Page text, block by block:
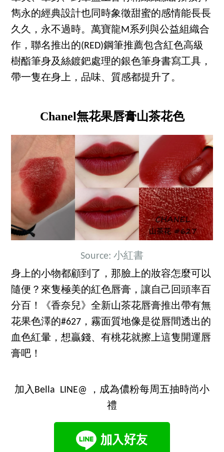
雋永的經典設計也同時象徵甜蜜的感情能長長
久久，永不過時。萬寶龍M系列與公益組織合
作，聯名推出的(RED)鋼筆推薦包含紅色高級
樹酯筆身及絲鍍鈀處理的銀色筆身書寫工具，
帶一隻在身上，品味、質感都提升了。
Chanel無花果唇膏山茶花色
Source: 小紅書
身上的小物都顧到了，那臉上的妝容怎麼可以
隨便？來隻極美的紅色唇膏，讓自己回頭率百
分百！《香奈兒》全新山茶花唇膏推出帶有無
花果色澤的#627，霧面質地像是從唇間透出的
血色紅暈，想贏錢、有桃花就擦上這隻開運唇
膏吧！
加入Bella LINE@ ，成為儂粉每周五抽時尚小
禮